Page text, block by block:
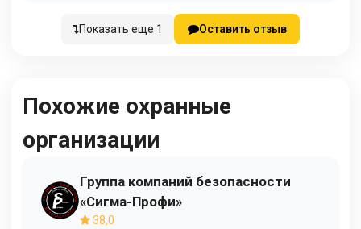
Показать еще 1 Оставить отзыв
Похожие охранные
организации
Группа компаний безопасности
«Сигма-Профи»
38,0